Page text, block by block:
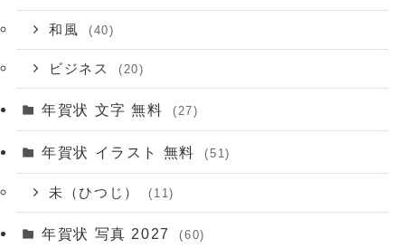
和風 (40)
ビジネス (20)
年賀状 文字 無料 (27)
年賀状 イラスト 無料 (51)
未（ひつじ） (11)
年賀状 写真 2027 (60)